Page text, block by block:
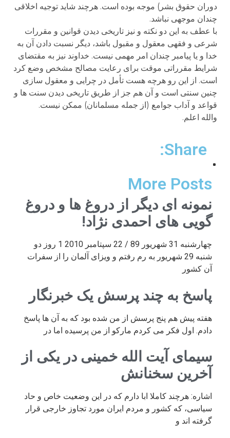
دوران حقوق بشر) موجه بوده است. هرچند شاید توجیه اخلاقی
چندان موجهی نباشد.
با عطف به این دو نکته و نیز تاریخی دیدن قوانین و مقررات
شرعی و فقهی معقول و مقبول باشد، دیگر نسبت دادن آن به
خدا و یا پیامبر چندان امر مهمی نیست. خداوند نیز به مقتضای
شرایط مقرراتی موقت برای رعایت مصالح مشخص وضع کرد
است. از این رو هرچه هست تأمل در چرایی و معقول سازی
چنین سنتی است و آن هم جز از طریق تاریخی دیدن سنت ها و
قواعد و آداب جوامع (از جمله مسلمانان) ممکن نیست.
والله اعلم.
Share:
More Posts
نمونه ای دیگر از دروغ ها و دروغ
گویی های احمدی نژاد!
چهارشنبه 31 شهریور 89 / 22 سپتامبر 2010 1 روز دو
شنبه 29 شهریور به رم رفتم و ویزای آلمان را از سفرات
آن کشور
پاسخ به چند پرسش یک خبرنگار
هفته پیش هم پنج پرسش از من شده بود که به آن ها پاسخ
دادم. اول فکر می کردم مارکو از من پرسیده اما در
سیمای آیت الله خمینی در یکی از
آخرین سخنانش
اشاره: هرچند کاملا ابا دارم که در این وضعیت خاص و حاد
سیاسی، که کشور و مردم ایران مورد تجاوز خارجی قرار
گرفته اند و